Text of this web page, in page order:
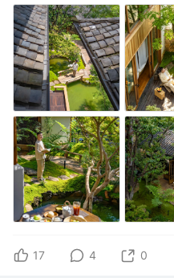
17 4 0